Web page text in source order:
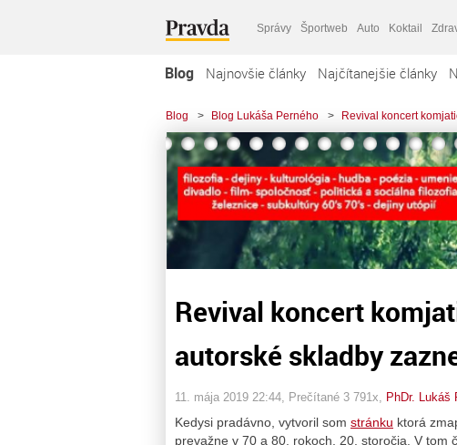
Správy Športweb Auto Koktail
Blog Najnovšie články Najčítanejšie články
Blog > Blog Lukáša Perného > Revival koncert
Revival koncert
autorské skladby
11. mája 2019 22:44 , Prečítané 3 791x, PhDr. Lukáš
Kedysi pradávno, vytvoril som stránku ktorá
prevažne v 70 a 80. rokoch, 20. storočia. V